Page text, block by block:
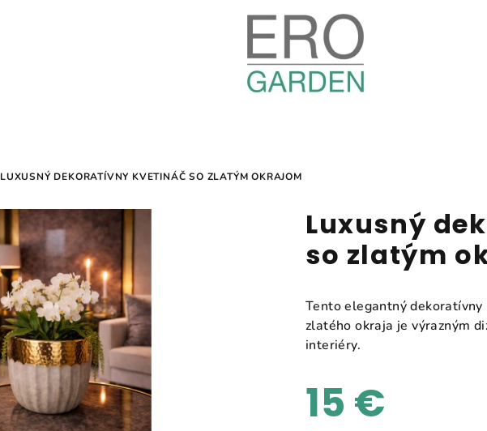
LUXUSNÝ DEKORATÍVNY KVETINÁČ SO ZLATÝM OKRAJOM
Luxusný
so zlatým
Tento elegantný
zlatého okraja je výrazným
interiéry.
15 €